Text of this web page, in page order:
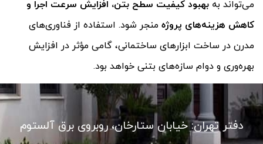
می‌تواند به بهبود کیفیت سطح بتن، افزایش سرعت اجرا و
کاهش هزینه‌های پروژه منجر شود. استفاده از فناوری‌های
مدرن در ساخت ابزارهای ساختمانی، گامی مؤثر در افزایش
بهره‌وری و دوام سازه‌های بتنی خواهد بود.
دفتر تهران: خیابان ستارخان، روبروی برق آلستوم